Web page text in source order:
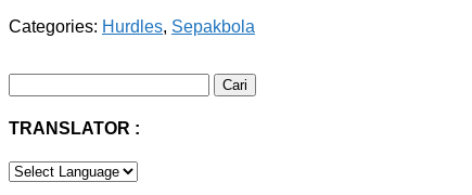
Categories: Hurdles, Sepakbola
untuk:
TRANSLATOR :